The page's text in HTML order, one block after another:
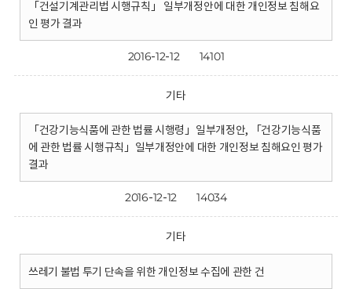
「건설기계관리법 시행규칙」 일부개정안에 대한 개인정보 침해요
인 평가 결과
2016-12-12 14101
기타
「건강기능식품에 관한 법률 시행령」일부개정안, 「건강기능식품
에 관한 법률 시행규칙」일부개정안에 대한 개인정보 침해요인 평가
결과
2016-12-12 14034
기타
쓰레기 불법 투기 단속을 위한 개인정보 수집에 관한 건